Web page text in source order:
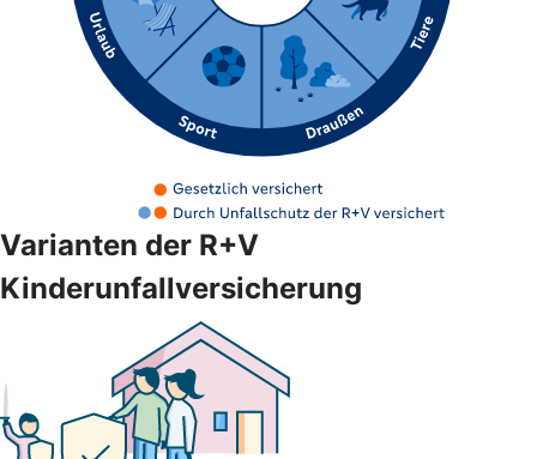
Varianten der R+V
Kinderunfallversicherung